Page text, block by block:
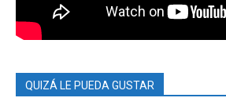
QUIZÁ LE PUEDA GUSTAR